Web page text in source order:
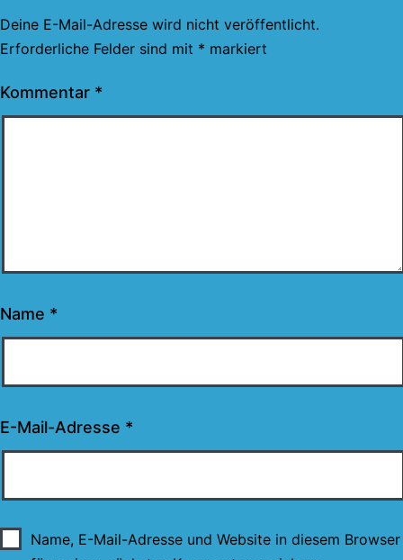
Deine E-Mail-Adresse wird nicht veröffentlicht.
Erforderliche Felder sind mit * markiert
Kommentar *
Name *
E-Mail-Adresse *
Name, E-Mail-Adresse und Website in diesem Browser